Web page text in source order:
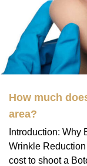
How much
area?
Introduction: Why
Wrinkle
cost to shoot a